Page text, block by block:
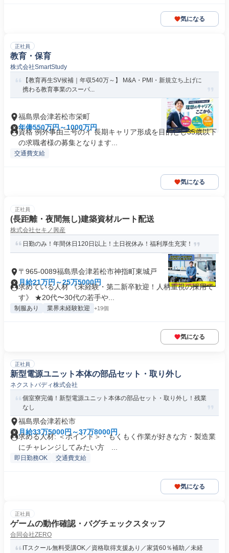
気になる
正社員
教育・保育
株式会社SmartStudy
【教育再生SV候補｜年収540万～】 M&A・PMI・新規立ち上げに
携わる教育事業のスーパ...
福島県会津若松市栄町
年俸550万円～1000万円
資格 例外事由三号のイ 長期キャリア形成を目的とし35歳以下
の求職者様の募集となります...
交通費支給
気になる
正社員
(長距離・夜間無し)建築資材ルート配送
株式会社セキノ興産
日勤のみ！年間休日120日以上！土日祝休み！福利厚生充実！
〒965-0089福島県会津若松市神指町東城戸
月給21万円～25万5000円
求めている人材 《未経験・第二新卒歓迎！人柄重視の採用で
す》 ★20代〜30代の若手や...
制服あり 業界未経験歓迎 +19個
気になる
正社員
新型電源ユニット本体の部品セット・取り外し
ネクストバディ株式会社
個室寮完備！新型電源ユニット本体の部品セット・取り外し！残業
なし
福島県会津若松市
月給33万5000円～37万8000円
求める人材: ＜ポイント＞・もくもく作業が好きな方・製造業
にチャレンジしてみたい方 ...
即日勤務OK 交通費支給
気になる
正社員
ゲームの動作確認・バグチェックスタッフ
合同会社ZERO
ITスクール無料受講OK／資格取得支援あり／家賃60％補助／未経